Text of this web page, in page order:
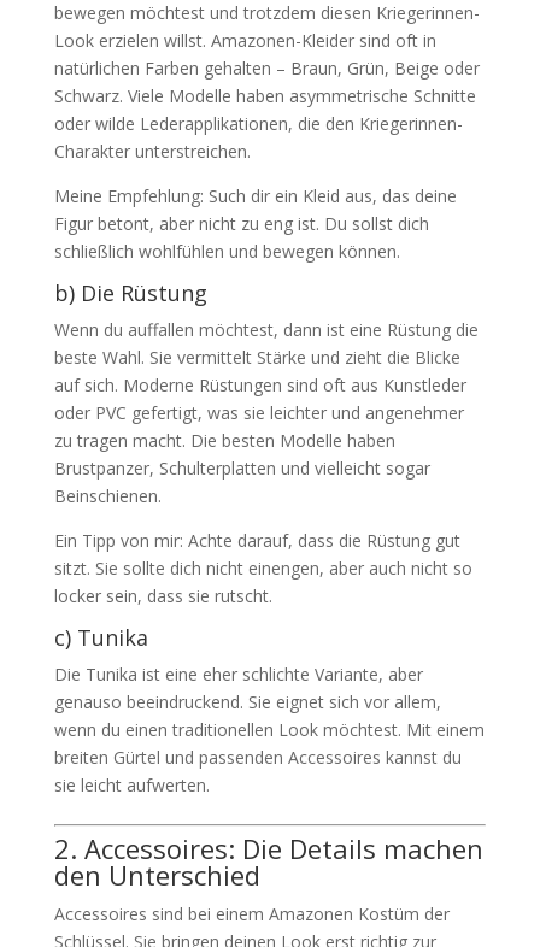
bewegen möchtest und trotzdem diesen Kriegerinnen-
Look erzielen willst. Amazonen-Kleider sind oft in
natürlichen Farben gehalten – Braun, Grün, Beige oder
Schwarz. Viele Modelle haben asymmetrische Schnitte
oder wilde Lederapplikationen, die den Kriegerinnen-
Charakter unterstreichen.
Meine Empfehlung: Such dir ein Kleid aus, das deine
Figur betont, aber nicht zu eng ist. Du sollst dich
schließlich wohlfühlen und bewegen können.
b) Die Rüstung
Wenn du auffallen möchtest, dann ist eine Rüstung die
beste Wahl. Sie vermittelt Stärke und zieht die Blicke
auf sich. Moderne Rüstungen sind oft aus Kunstleder
oder PVC gefertigt, was sie leichter und angenehmer
zu tragen macht. Die besten Modelle haben
Brustpanzer, Schulterplatten und vielleicht sogar
Beinschienen.
Ein Tipp von mir: Achte darauf, dass die Rüstung gut
sitzt. Sie sollte dich nicht einengen, aber auch nicht so
locker sein, dass sie rutscht.
c) Tunika
Die Tunika ist eine eher schlichte Variante, aber
genauso beeindruckend. Sie eignet sich vor allem,
wenn du einen traditionellen Look möchtest. Mit einem
breiten Gürtel und passenden Accessoires kannst du
sie leicht aufwerten.
2. Accessoires: Die Details machen
den Unterschied
Accessoires sind bei einem Amazonen Kostüm der
Schlüssel. Sie bringen deinen Look erst richtig zur